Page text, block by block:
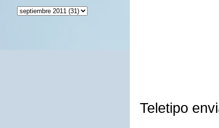
Teletipo